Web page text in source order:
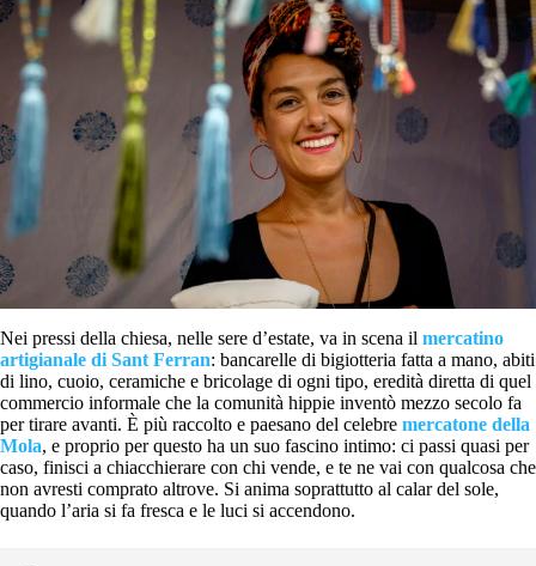
Nei pressi della chiesa, nelle sere d’estate, va in scena il mercatino
artigianale di Sant Ferran: bancarelle di bigiotteria fatta a mano, abiti
di lino, cuoio, ceramiche e bricolage di ogni tipo, eredità diretta di quel
commercio informale che la comunità hippie inventò mezzo secolo fa
per tirare avanti. È più raccolto e paesano del celebre mercatone della
Mola, e proprio per questo ha un suo fascino intimo: ci passi quasi per
caso, finisci a chiacchierare con chi vende, e te ne vai con qualcosa che
non avresti comprato altrove. Si anima soprattutto al calar del sole,
quando l’aria si fa fresca e le luci si accendono.